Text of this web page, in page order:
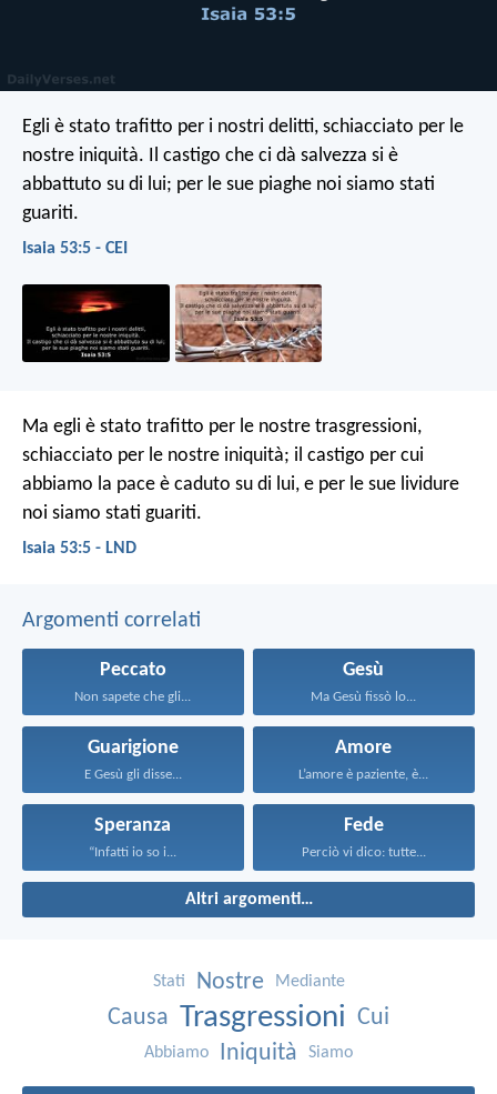
Egli è stato trafitto per i nostri delitti, schiacciato per le
nostre iniquità. Il castigo che ci dà salvezza si è
abbattuto su di lui; per le sue piaghe noi siamo stati
guariti.
Isaia 53:5 - CEI
Ma egli è stato trafitto per le nostre trasgressioni,
schiacciato per le nostre iniquità; il castigo per cui
abbiamo la pace è caduto su di lui, e per le sue lividure
noi siamo stati guariti.
Isaia 53:5 - LND
Argomenti correlati
Peccato
Non sapete che gli...
Gesù
Ma Gesù fissò lo...
Guarigione
E Gesù gli disse...
Amore
L’amore è paziente, è...
Speranza
“Infatti io so i...
Fede
Perciò vi dico: tutte...
Altri argomenti…
Stati Nostre Mediante
Causa Trasgressioni Cui
Abbiamo Iniquità Siamo